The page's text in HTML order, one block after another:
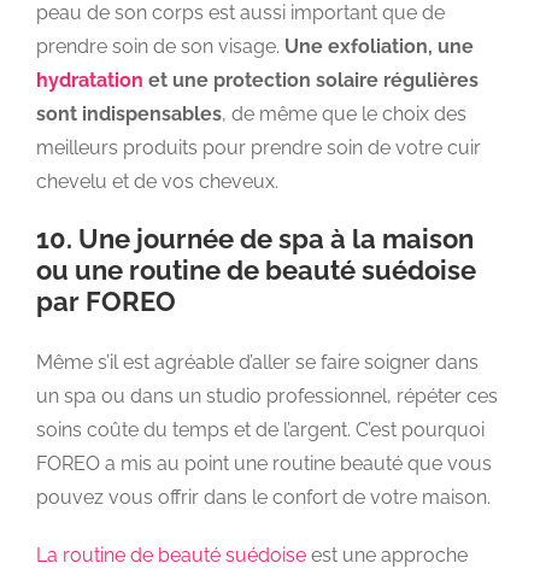
peau de son corps est aussi important que de
prendre soin de son visage. Une exfoliation, une
hydratation et une protection solaire régulières
sont indispensables, de même que le choix des
meilleurs produits pour prendre soin de votre cuir
chevelu et de vos cheveux.
10. Une journée de spa à la maison
ou une routine de beauté suédoise
par FOREO
Même s’il est agréable d’aller se faire soigner dans
un spa ou dans un studio professionnel, répéter ces
soins coûte du temps et de l’argent. C’est pourquoi
FOREO a mis au point une routine beauté que vous
pouvez vous offrir dans le confort de votre maison.
La routine de beauté suédoise est une approche